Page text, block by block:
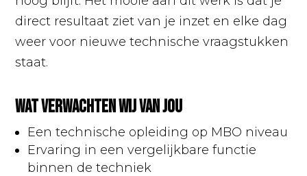
direct resultaat ziet van je inzet en elke dag
weer voor nieuwe technische vraagstukken
staat.
Wat verwachten wij van jou
Een technische opleiding op MBO niveau
Ervaring in een vergelijkbare functie
binnen de techniek